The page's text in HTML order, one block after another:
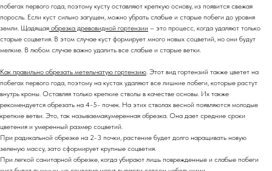
побегах первого года, поэтому кусту оставляют крепкую основу, из появится свежая
поросль. Если куст сильно загущен, можно убрать слабые и старые побеги до уровня
земли. Щадящая обрезка древовидной гортензии – это процесс, когда удаляют только
старые соцветия. В этом случае куст формирует много новых соцветий, но они будут
мелкие. В любом случае важно удалить все слабые и старые ветки.
Как правильно обрезать метельчатую гортензию. Этот вид гортензий также цветет на
побегах первого года, поэтому на кустах удаляют все лишние побеги, которые растут
внутрь кроны. Оставляя только крепкие стволы в качестве основы. Их также
рекомендуется обрезать на 4-5- почек. На этих стволах весной появляются молодые
крепкие ветви. Это, так называемая,умеренная обрезка. Она дает средние сроки
цветения и умеренный размер соцветий.
При радикальной обрезке на 2-3 почки, растение будет долго наращивать новую
зеленую массу, зато сформирует крупные соцветия.
При легкой санитарной обрезке, когда убирают лишь поврежденные и слабые побеги